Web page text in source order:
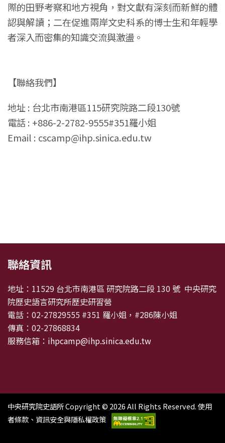
際的田野考察和地方視角，對文獻有深刻而新鮮的體
認與解讀；二在促進兩岸文史科系的博士生和年輕學
者深入而密集的知識交流與激盪。
【聯絡我們】
地址 : 台北市南港區115研究院路二段130號
電話 : +886-2-2782-9555#351羅小姐
Email : cscamp@ihp.sinica.edu.tw
聯絡資訊
地址：11529 台北市南港區 研究院路二段 130 號 中央研究
院歷史語言研究所歷史研習營
電話：02-27829555 #351 羅小姐，#286陳小姐
傳真：02-27868834
服務信箱： ihpcamp@ihp.sinica.edu.tw
中央研究院史語所 Copyright © 2026 All Rights Reserved.使用
者條款、資訊安全與隱私權政策